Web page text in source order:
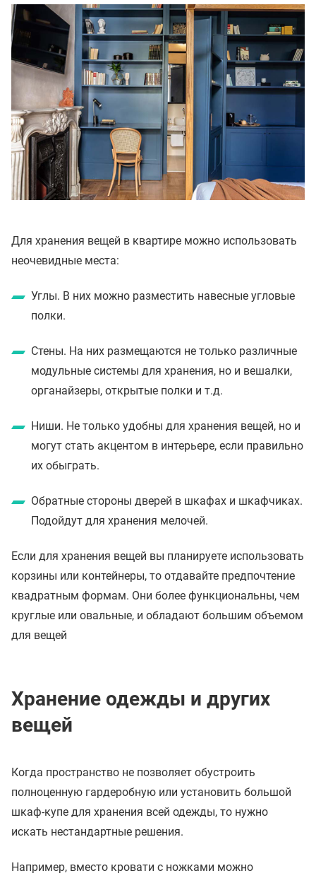
Для хранения вещей в квартире можно использовать
неочевидные места:
Углы. В них можно разместить навесные угловые
полки.
Стены. На них размещаются не только различные
модульные системы для хранения, но и вешалки,
органайзеры, открытые полки и т.д.
Ниши. Не только удобны для хранения вещей, но и
могут стать акцентом в интерьере, если правильно
их обыграть.
Обратные стороны дверей в шкафах и шкафчиках.
Подойдут для хранения мелочей.
Если для хранения вещей вы планируете использовать
корзины или контейнеры, то отдавайте предпочтение
квадратным формам. Они более функциональны, чем
круглые или овальные, и обладают большим объемом
для вещей
Хранение одежды и других
вещей
Когда пространство не позволяет обустроить
полноценную гардеробную или установить большой
шкаф-купе для хранения всей одежды, то нужно
искать нестандартные решения.
Например, вместо кровати с ножками можно